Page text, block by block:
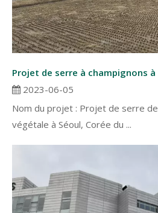
Projet de serre à champignons à
2023-06-05
Nom du projet : Projet de serre
végétale à Séoul, Corée du ...